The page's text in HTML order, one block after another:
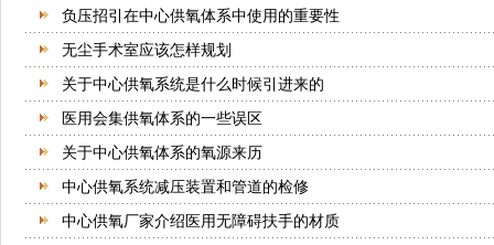
负压招引在中心供氧体系中使用的重要性
无尘手术室应该怎样规划
关于中心供氧系统是什么时候引进来的
医用会集供氧体系的一些误区
关于中心供氧体系的氧源来历
中心供氧系统减压装置和管道的检修
中心供氧厂家介绍医用无障碍扶手的材质